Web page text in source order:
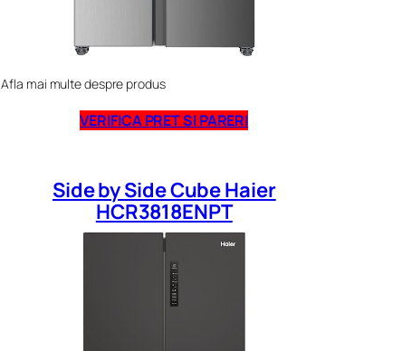
Afla mai multe despre produs
VERIFICA PRET SI PARERI
Side by Side Cube Haier
HCR3818ENPT